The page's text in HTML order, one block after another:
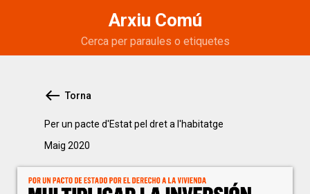
Arxiu Comú
Torna
Per un pacte d'Estat pel dret a l'habitatge
maig 2020